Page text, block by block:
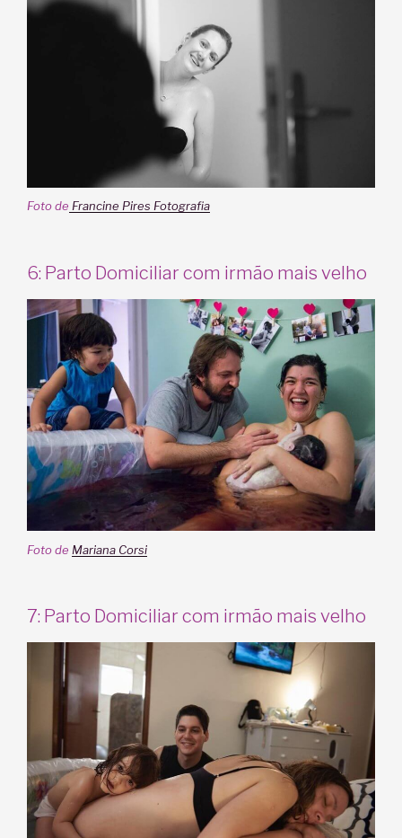
Foto de Francine Pires Fotografia
6: Parto Domiciliar com irmão mais velho
Foto de Mariana Corsi
7: Parto Domiciliar com irmão mais velho